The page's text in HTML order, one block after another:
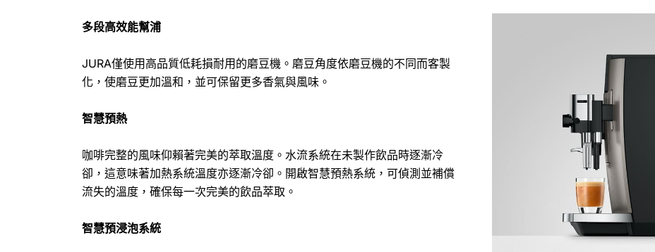
多段高效能幫浦
JURA僅使用高品質低耗損耐用的磨豆機。磨豆角度依磨豆機的不同而客製
化，使磨豆更加溫和，並可保留更多香氣與風味。
智慧預熱
咖啡完整的風味仰賴著完美的萃取溫度。水流系統在未製作飲品時逐漸冷
卻，這意味著加熱系統溫度亦逐漸冷卻。開啟智慧預熱系統，可偵測並補償
流失的溫度，確保每一次完美的飲品萃取。
智慧預浸泡系統